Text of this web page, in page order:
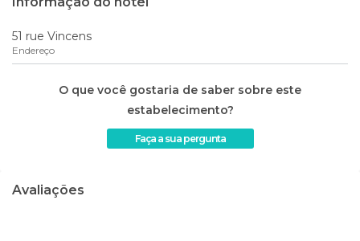
51 rue Vincens
Endereço
O que você gostaria de saber sobre este
estabelecimento?
Faça a sua pergunta
Avaliações